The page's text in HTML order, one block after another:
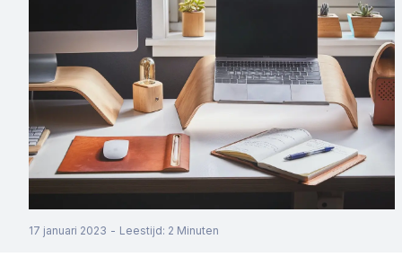
17 januari 2023 - Leestijd: 2 Minuten